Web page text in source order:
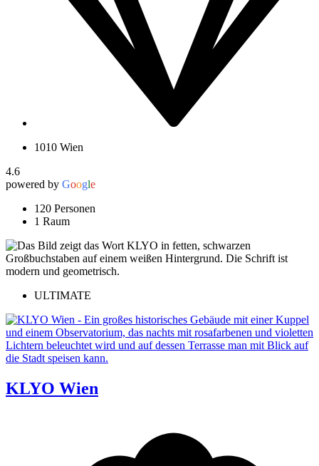
1010 Wien
4.6
powered by Google
120 Personen
1 Raum
ULTIMATE
KLYO Wien